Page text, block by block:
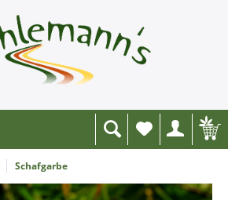
Wunschliste
Schafgarbe